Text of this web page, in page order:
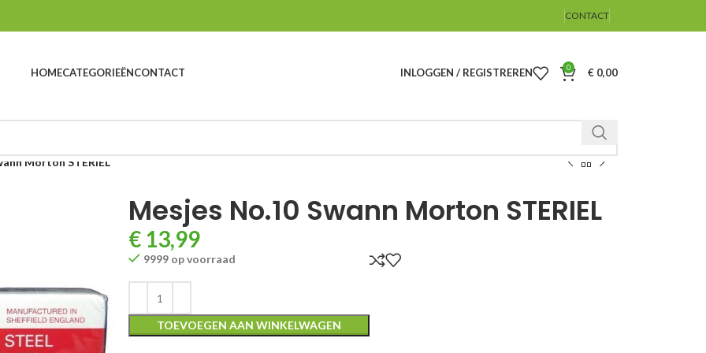
CONTACT
HOMECATEGORIEËNCONTACT INLOGGEN / REGISTREREN 0 € 0,00
Morton STERIEL
Mesjes No.10 Swann Morton STERIEL
€ 13,99
9999 op voorraad
TOEVOEGEN AAN WINKELWAGEN